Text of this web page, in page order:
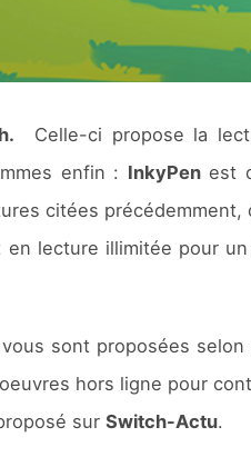
Celle-ci propose la
enfin : InkyPenest
citées précédemment,
en lecture illimitée pour
sont proposées selon
hors ligne pour
sur Switch-Actu.